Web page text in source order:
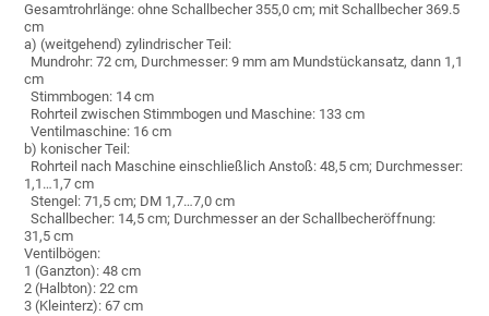
Gesamtrohrlänge: ohne Schallbecher 355,0 cm; mit Schallbecher 369.5
cm
a) (weitgehend) zylindrischer Teil:
Mundrohr: 72 cm, Durchmesser: 9 mm am Mundstückansatz, dann 1,1
cm
Stimmbogen: 14 cm
Rohrteil zwischen Stimmbogen und Maschine: 133 cm
Ventilmaschine: 16 cm
b) konischer Teil:
Rohrteil nach Maschine einschließlich Anstoß: 48,5 cm; Durchmesser:
1,1…1,7 cm
Stengel: 71,5 cm; DM 1,7…7,0 cm
Schallbecher: 14,5 cm; Durchmesser an der Schallbecheröffnung:
31,5 cm
Ventilbögen:
1 (Ganzton): 48 cm
2 (Halbton): 22 cm
3 (Kleinterz): 67 cm